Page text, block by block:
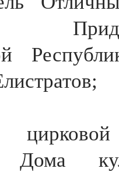
цирковой
Дома